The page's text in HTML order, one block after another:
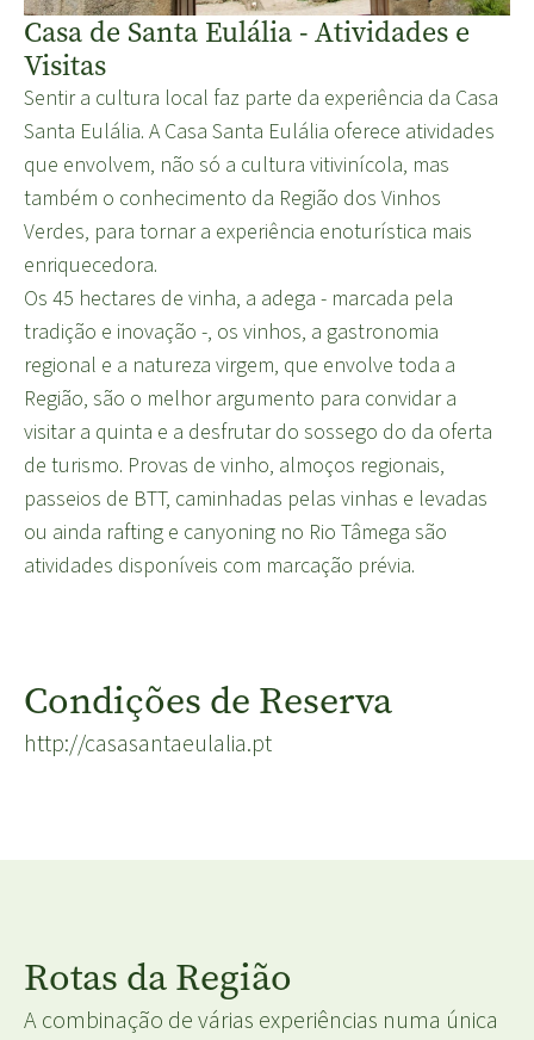
Casa de Santa Eulália - Atividades e
Visitas
Sentir a cultura local faz parte da experiência da Casa
Santa Eulália. A Casa Santa Eulália oferece atividades
que envolvem, não só a cultura vitivinícola, mas
também o conhecimento da Região dos Vinhos
Verdes, para tornar a experiência enoturística mais
enriquecedora.
Os 45 hectares de vinha, a adega - marcada pela
tradição e inovação -, os vinhos, a gastronomia
regional e a natureza virgem, que envolve toda a
Região, são o melhor argumento para convidar a
visitar a quinta e a desfrutar do sossego do da oferta
de turismo. Provas de vinho, almoços regionais,
passeios de BTT, caminhadas pelas vinhas e levadas
ou ainda rafting e canyoning no Rio Tâmega são
atividades disponíveis com marcação prévia.
Condições de Reserva
http://casasantaeulalia.pt
Rotas da Região
A combinação de várias experiências numa única